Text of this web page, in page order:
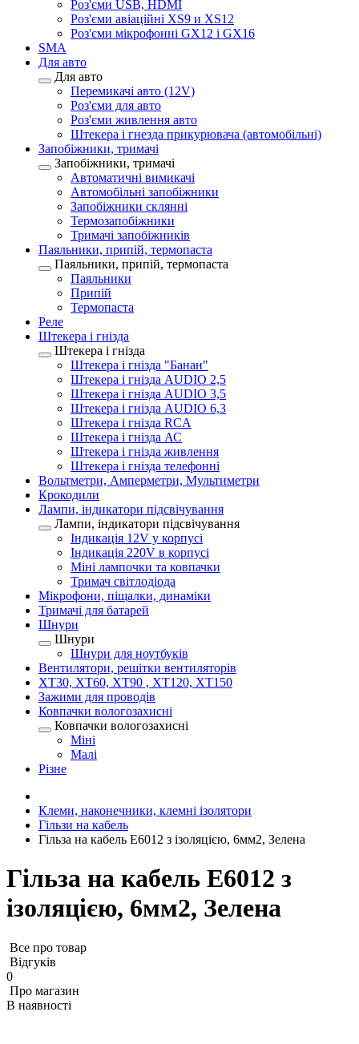
Роз'єми USB, HDMI
Роз'єми авіаційні XS9 и XS12
Роз'єми мікрофонні GX12 і GX16
SMA
Для авто
Для авто
Перемикачі авто (12V)
Роз'єми для авто
Роз'єми живлення авто
Штекера і гнезда прикурювача (автомобільні)
Запобіжники, тримачі
Запобіжники, тримачі
Автоматичні вимикачі
Автомобільні запобіжники
Запобіжники склянні
Термозапобіжники
Тримачі запобіжників
Паяльники, припій, термопаста
Паяльники, припій, термопаста
Паяльники
Припій
Термопаста
Реле
Штекера і гнізда
Штекера і гнізда
Штекера і гнізда "Банан"
Штекера і гнізда AUDIO 2,5
Штекера і гнізда AUDIO 3,5
Штекера і гнізда AUDIO 6,3
Штекера і гнізда RCA
Штекера і гнізда АС
Штекера і гнізда живлення
Штекера і гнізда телефонні
Вольтметри, Амперметри, Мультиметри
Крокодили
Лампи, індикатори підсвічування
Лампи, індикатори підсвічування
Індикація 12V у корпусі
Індикація 220V в корпусі
Міні лампочки та ковпачки
Тримач світлодіода
Мікрофони, піщалки, динаміки
Тримачі для батарей
Шнури
Шнури
Шнури для ноутбуків
Вентилятори, решітки вентиляторів
XT30, XT60, XT90 , XT120, XT150
Зажими для проводів
Ковпачки вологозахисні
Ковпачки вологозахисні
Міні
Малі
Різне
Клеми, наконечники, клемні ізолятори
Гільзи на кабель
Гільза на кабель E6012 з ізоляцією, 6мм2, Зелена
Гільза на кабель E6012 з
ізоляцією, 6мм2, Зелена
Все про товар
Відгуків
0
Про магазин
В наявності